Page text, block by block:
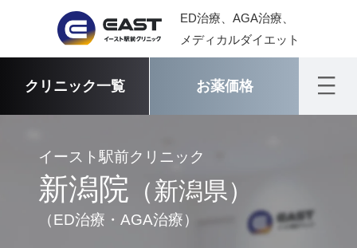
ED治療、AGA治療、
メディカルダイエット
クリニック一覧 お薬価格
イースト駅前クリニック
新潟院 （新潟県）
（ED治療・AGA治療）